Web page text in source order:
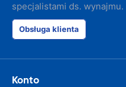
specjalistami ds. wynajmu.
Obsługa klienta
Konto